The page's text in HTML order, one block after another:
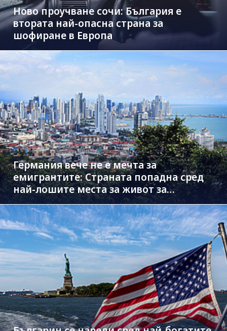
Ново проучване сочи: България е
втората най-опасна страна за
шофиране в Европа
Германия вече не е мечта за
емигрантите: Страната попадна сред
най-лошите места за живот за
чужденци